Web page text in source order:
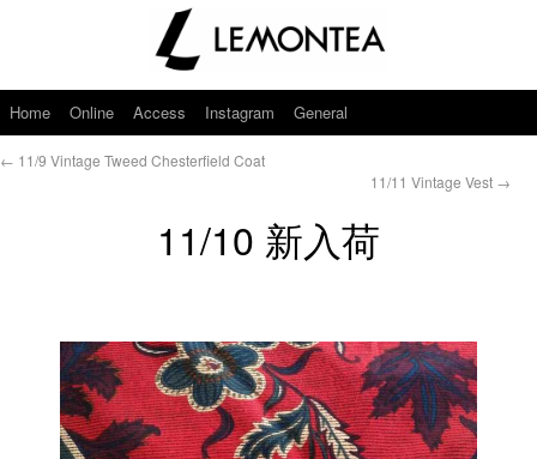
Home Online Access Instagram General
← 11/9 Vintage Tweed Chesterfield Coat
11/11 Vintage Vest →
11/10 新入荷